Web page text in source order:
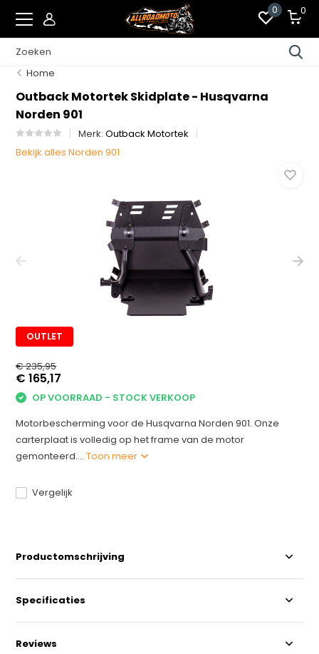
0 0
Home
Outback Motortek Skidplate - Husqvarna
Norden 901
Merk:Outback Motortek
Bekijk alles Norden 901
OUTLET
€ 235,95
€ 165,17
OP VOORRAAD - STOCK VERKOOP
Motorbescherming voor de Husqvarna Norden 901. Onze
carterplaat is volledig op het frame van de motor
gemonteerd....Toon meer
Vergelijk
Productomschrijving
Specificaties
Reviews